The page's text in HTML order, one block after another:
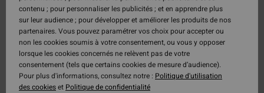
contenu ; pour personnaliser les publicités ; et en apprendre plus
sur leur audience ; pour développer et améliorer les produits de nos
partenaires. Vous pouvez paramétrer vos choix pour accepter ou
non les cookies soumis à votre consentement, ou vous y opposer
lorsque les cookies concernés ne relèvent pas de votre
consentement (tels que certains cookies de mesure d’audience).
Pour plus d'informations, consultez notre : Politique d'utilisation
des cookieset Politique de confidentialité